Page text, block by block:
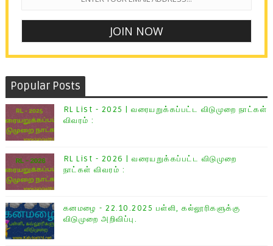
Popular Posts
RL List - 2025 | வரையறுக்கப்பட்ட விடுமுறை நாட்கள்
விவரம் :
RL List - 2026 | வரையறுக்கப்பட்ட விடுமுறை
நாட்கள் விவரம் :
கனமழை - 22.10.2025 பள்ளி, கல்லூரிகளுக்கு
விடுமுறை அறிவிப்பு.